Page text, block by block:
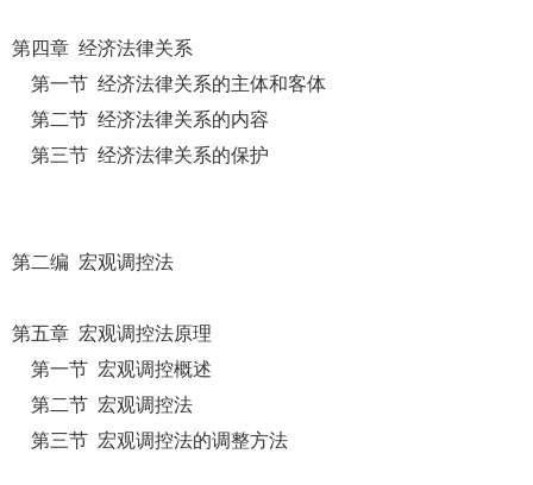
第四章 经济法律关系
第一节 经济法律关系的主体和客体
第二节 经济法律关系的内容
第三节 经济法律关系的保护
第二编 宏观调控法
第五章 宏观调控法原理
第一节 宏观调控概述
第二节 宏观调控法
第三节 宏观调控法的调整方法